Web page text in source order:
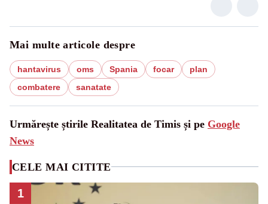
Mai multe articole despre
hantavirus oms Spania focar
plan
combatere
sanatate
Urmărește știrile Realitatea de Timis și pe Google
News
CELE MAI CITITE
1